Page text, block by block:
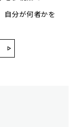
分が何者かを